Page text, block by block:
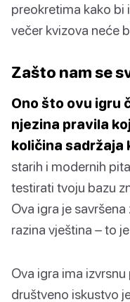
preokretima kako bi
večer kvizova neće
Zašto nam se
Ono što ovu igru
njezina pravila
količina sadržaja
starih i modernih
testirati tvoju bazu
Ova igra je
razina vještina – to
Ova igra ima
društveno iskustvo